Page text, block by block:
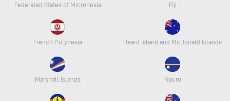
Federated States of Micronesia Fiji
French Polynesia Heard Island and McDonald Islands
Marshall Islands Nauru